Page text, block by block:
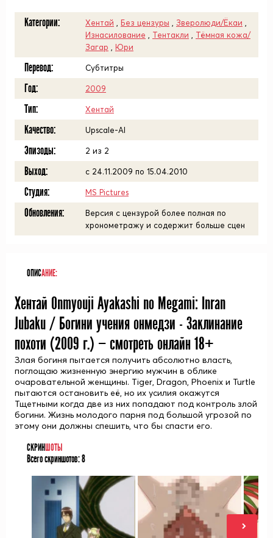
Категории: Хентай Без цензуры Зверолюди/Ёкаи
Изнасилование
Тентакли
Тёмная кожа/
Загар
Юри
Перевод: Субтитры
Год: 2009
Тип: Хентай
Качество: Upscale-AI
Эпизоды: 2 из 2
Выход: с 24.11.2009 по 15.04.2010
Студия: MS Pictures
Обновления:
Версия с цензурой более полная по
хронометражу и содержит больше сцен
ОПИСАНИЕ:
Хентай Onmyouji Ayakashi no Megami: Inran
Jubaku / Богини учения онмедзи - Заклинание
похоти (2009 г.) — смотреть онлайн 18+
Злая богиня пытается получить абсолютно власть,
поглощаю жизненную энергию мужчин в облике
очаровательной женщины. Tiger, Dragon, Phoenix и Turtle
пытаются остановить её, но их усилия окажутся
Тщетными когда две из них попадают под контроль злой
богини. Жизнь молодого парня под большой угрозой по
этому они должны спешить, что бы спасти его.
СКРИН ШОТЫ
Всего скриншотов:8